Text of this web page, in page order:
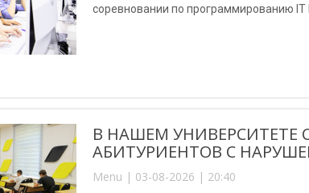
соревновании по программированию IT
В НАШЕМ УНИВЕРСИТЕТЕ
АБИТУРИЕНТОВ С
Menu | 03-08-2026 | 20:40